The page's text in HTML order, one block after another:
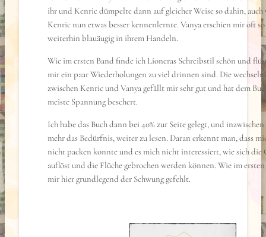
ihr und Kenric dümpelte dann auf gleicher Weise so dahin, auch
Kenric nun etwas besser kennenlernte. Vanya erschien mir oft
weiterhin blauäugig in ihrem Handeln.
Wie im ersten Band finde ich Lioneras Schreibstil schön und
mir ein paar Wiederholungen zu viel drinnen sind. Die
zwischen Kenric und Vanya gefällt mir sehr gut und hat dem
meiste Spannung beschert.
Ich habe das Buch dann bei 40% zur Seite gelegt, und
mehr das Bedürfnis, weiter zu lesen. Daran erkennt man, dass
nicht packen konnte und es mich nicht interessiert, wie sich die
auflöst und die Flüche gebrochen werden können. Wie im
mir hier grundlegend der Schwung gefehlt.